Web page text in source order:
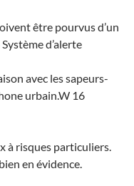
être pourvus d’un
d’alerte
avec les sapeurs-
urbain.W 16
à risques particuliers.
en évidence.